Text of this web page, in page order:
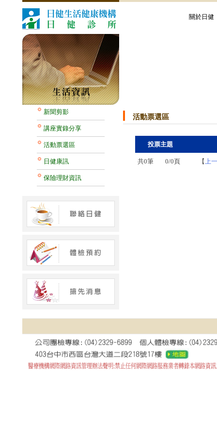
關於日健
新聞剪影
講座實錄分享
活動票選區
日健康訊
保險理財資訊
活動票選區
投票主題
共0筆 0/0頁 【上